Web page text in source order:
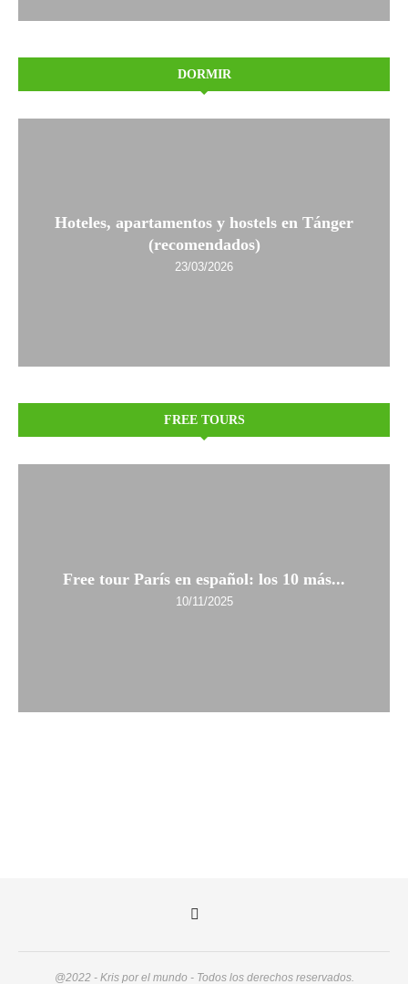
DORMIR
Hoteles, apartamentos y hostels en Tánger
(recomendados)
23/03/2026
FREE TOURS
Free tour París en español: los 10 más...
10/11/2025
@2022 - Kris por el mundo - Todos los derechos reservados.